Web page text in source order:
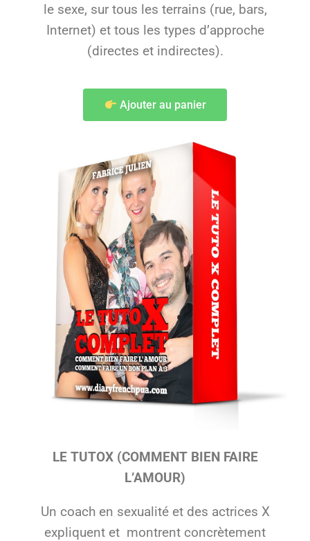
le sexe, sur tous les terrains (rue, bars,
Internet) et tous les types d’approche
(directes et indirectes).
Ajouter au panier
LE TUTOX (COMMENT BIEN FAIRE
L’AMOUR)
Un coach en sexualité et des actrices X
expliquent et montrent concrètement